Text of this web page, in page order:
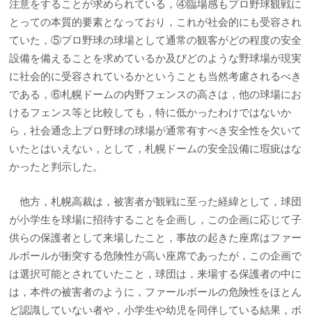
注意をすることが求められている，④臨場感もプロ野球観戦に
とっての本質的要素となっており，これが社会的にも受容され
ていた，⑤プロ野球の球場として通常の観客がどの程度の安全
設備を備えることを求めているか及びどのような野球場が現実
に社会的に受容されているかということも当然考慮されるべき
である，⑥札幌ドームの内野フェンスの高さは，他の球場にお
けるフェンス等と比較しても，特に低かったわけではないか
ら，社会通念上プロ野球の球場が通常有すべき安全性を欠いて
いたとはいえない，として，札幌ドームの安全設備に瑕疵はな
かったと判示した。
他方，札幌高裁は，被害者が観戦に至った経緯として，球団
が小学生を球場に招待することを企画し，この企画に応じて子
供らの保護者として来場したこと，事故の起きた座席はファー
ルボールが衝突する危険性が高い座席であったが，この企画で
は選択可能とされていたこと，球団は，来場する保護者の中に
は，本件の被害者のように，ファールボールの危険性をほとん
ど認識していない者や，小学生や幼児を同伴している結果，ボ